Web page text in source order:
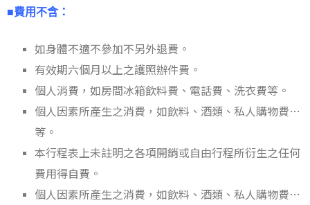
■費用不含：
如身體不適不參加不另外退費。
有效期六個月以上之護照辦件費。
個人消費，如房間冰箱飲料費、電話費、洗衣費等。
個人因素所產生之消費，如飲料、酒類、私人購物費…
等。
本行程表上未註明之各項開銷或自由行程所衍生之任何
費用得自費。
個人因素所產生之消費，如飲料、酒類、私人購物費…